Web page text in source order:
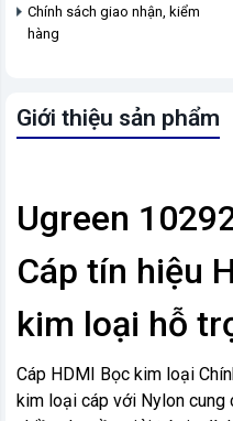
Chính sách giao nhận, kiểm
hàng
Giới thiệu sản phẩm
Ugreen
Cáp tín hiệu
kim loại hỗ
Cáp HDMI Bọc kim loại
kim loại cáp với Nylon